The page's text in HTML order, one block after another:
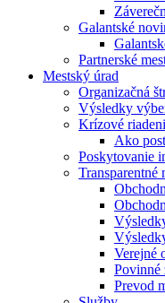
Galantské
Partnerské
Mestský úrad
Organizačná
Výsledky
Krízové
Ako
Poskytovanie
Transparentné
Verejné
Povinné
Prevod